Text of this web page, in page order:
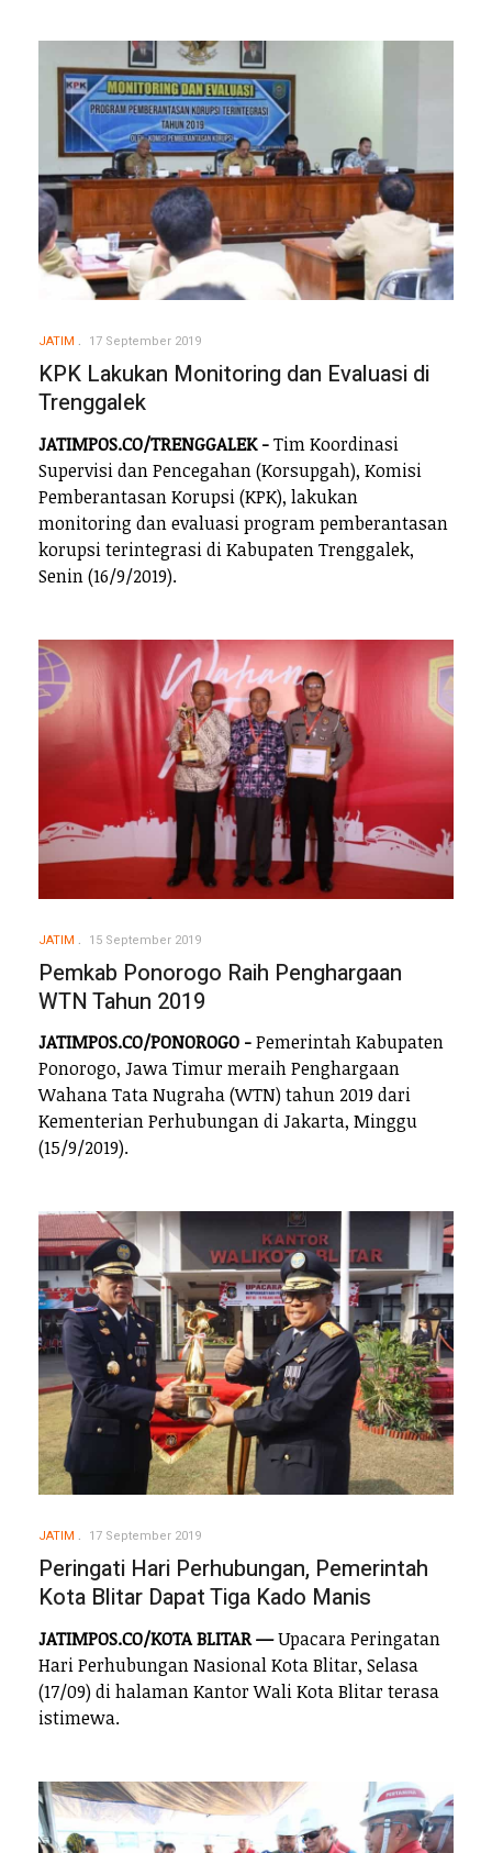
JATIM 17 September 2019
KPK Lakukan Monitoring dan Evaluasi di
Trenggalek
JATIMPOS.CO/TRENGGALEK -Tim Koordinasi
Supervisi dan Pencegahan (Korsupgah), Komisi
Pemberantasan Korupsi (KPK), lakukan
monitoring dan evaluasi program pemberantasan
korupsi terintegrasi di Kabupaten Trenggalek,
Senin (16/9/2019).
JATIM 15 September 2019
Pemkab Ponorogo Raih Penghargaan
WTN Tahun 2019
JATIMPOS.CO/PONOROGO -Pemerintah Kabupaten
Ponorogo, Jawa Timur meraih Penghargaan
Wahana Tata Nugraha (WTN) tahun 2019 dari
Kementerian Perhubungan di Jakarta, Minggu
(15/9/2019).
JATIM 17 September 2019
Peringati Hari Perhubungan, Pemerintah
Kota Blitar Dapat Tiga Kado Manis
JATIMPOS.CO/KOTA BLITAR —Upacara Peringatan
Hari Perhubungan Nasional Kota Blitar, Selasa
(17/09) di halaman Kantor Wali Kota Blitar terasa
istimewa.